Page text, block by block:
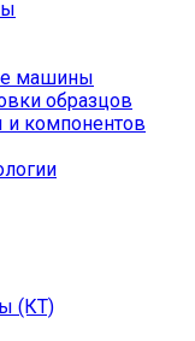
машины
образцов
компонентов
(КТ)